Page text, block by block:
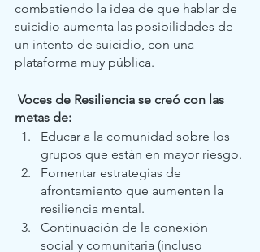
combatiendo la idea de que hablar de
suicidio aumenta las posibilidades de
un intento de suicidio, con una
plataforma muy pública.
Voces de Resiliencia se creó con las
metas de:
Educar a la comunidad sobre los
grupos que están en mayor riesgo.
Fomentar estrategias de
afrontamiento que aumenten la
resiliencia mental.
Continuación de la conexión
social y comunitaria (incluso